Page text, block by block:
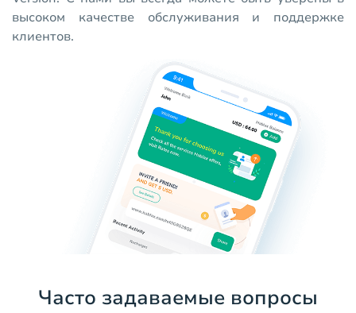
высоком качестве обслуживания и поддержке
клиентов.
Часто задаваемые вопросы